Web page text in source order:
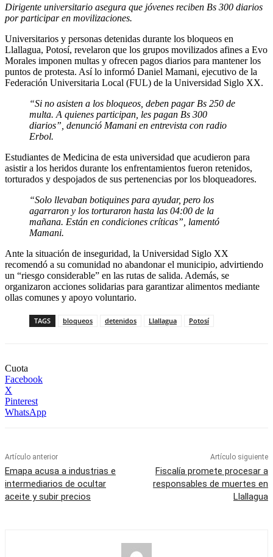
Dirigente universitario asegura que jóvenes reciben Bs 300 diarios
por participar en movilizaciones.
Universitarios y personas detenidas durante los bloqueos en
Llallagua, Potosí, revelaron que los grupos movilizados afines a Evo
Morales imponen multas y ofrecen pagos diarios para mantener los
puntos de protesta. Así lo informó Daniel Mamani, ejecutivo de la
Federación Universitaria Local (FUL) de la Universidad Siglo XX.
“Si no asisten a los bloqueos, deben pagar Bs 250 de
multa. A quienes participan, les pagan Bs 300
diarios”, denunció Mamani en entrevista con radio
Erbol.
Estudiantes de Medicina de esta universidad que acudieron para
asistir a los heridos durante los enfrentamientos fueron retenidos,
torturados y despojados de sus pertenencias por los bloqueadores.
“Solo llevaban botiquines para ayudar, pero los
agarraron y los torturaron hasta las 04:00 de la
mañana. Están en condiciones críticas”, lamentó
Mamani.
Ante la situación de inseguridad, la Universidad Siglo XX
recomendó a su comunidad no abandonar el municipio, advirtiendo
un “riesgo considerable” en las rutas de salida. Además, se
organizaron acciones solidarias para garantizar alimentos mediante
ollas comunes y apoyo voluntario.
TAGS bloqueos detenidos Llallagua Potosí
Cuota
Facebook
X
Pinterest
WhatsApp
Artículo anterior
Emapa acusa a industrias e
intermediarios de ocultar
aceite y subir precios
Artículo siguiente
Fiscalía promete procesar a
responsables de muertes en
Llallagua